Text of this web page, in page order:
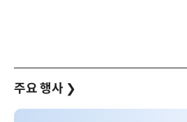
주요 행사 ❯